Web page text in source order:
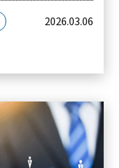
2026.03.06